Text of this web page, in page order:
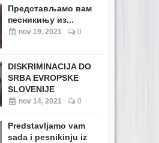
Представљамо вам
песникињу из...
nov 19, 2021 0
DISKRIMINACIJA DO
SRBA EVROPSKE
SLOVENIJE
nov 14, 2021 0
Predstavljamo vam
sada i pesnikinju iz